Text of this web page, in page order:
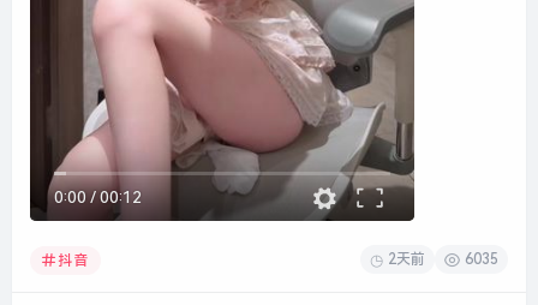
0:00/ 00:12
抖音 2天前 6035